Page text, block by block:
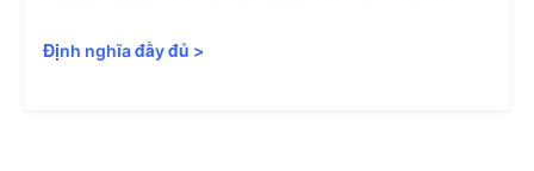
Định nghĩa đầy đủ >